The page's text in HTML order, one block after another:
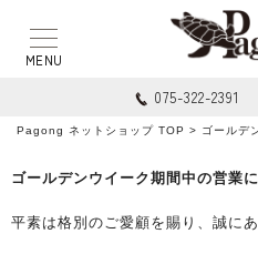
075-322-2391
Pagong ネットショップ TOP > ゴールデ
ゴールデンウイーク期間中の営業
平素は格別のご愛顧を賜り、誠に